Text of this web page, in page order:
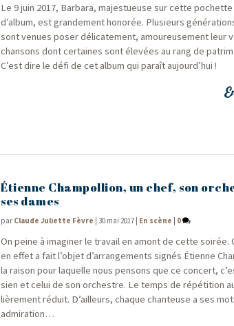
Le 9 juin 2017, Bar­ba­ra, majes­tueuse sur cette
d’album, est gran­de­ment hono­rée. Plu­sieurs
sont venues poser déli­ca­te­ment, amou­reu­se­ment leur
chan­sons dont cer­taines sont éle­vées au rang de
C’est dire le défi de cet album qui paraît aujourd’hui !
Étienne Champollion, un chef, son
ses dames
par Claude Juliette Fèvre |30 mai 2017 En scène 0
On peine à ima­gi­ner le tra­vail en amont de cette soi­rée.
en effet a fait l’objet d’arrangements signés Étienne
la rai­son pour laquelle nous pen­sons que ce concert,
sien et celui de son orchestre. Le temps de répé­ti­tion
liè­re­ment réduit. D’ailleurs, chaque chan­teuse a ses
admiration…